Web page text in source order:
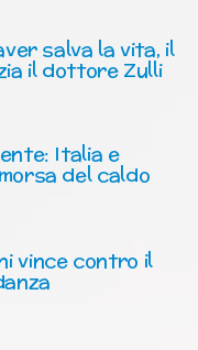
salva la vita, il
il dottore Zulli
Italia e
del caldo
vince contro il